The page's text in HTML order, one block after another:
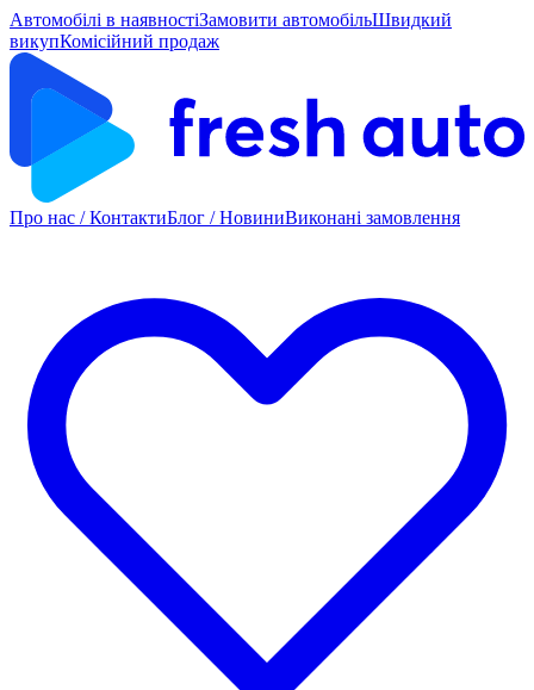
Автомобілі в наявностіЗамовити автомобільШвидкий
викупКомісійний продаж
Про нас / КонтактиБлог / НовиниВиконані замовлення